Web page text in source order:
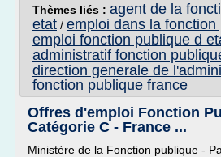
Thèmes liés : agent de la
etat / emploi dans la fonction
emploi fonction publique d
administratif fonction
direction generale de
fonction publique france
Offres d'emploi Fonction
Catégorie C - France ...
Ministère de la Fonction publique -